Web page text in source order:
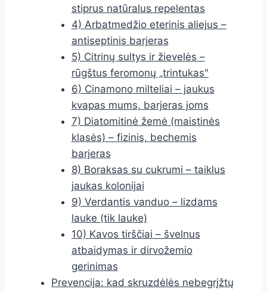
stiprus natūralus repelentas
4) Arbatmedžio eterinis aliejus –
antiseptinis barjeras
5) Citrinų sultys ir žievelės –
rūgštus feromonų „trintukas"
6) Cinamono milteliai – jaukus
kvapas mums, barjeras joms
7) Diatomitinė žemė (maistinės
klasės) – fizinis, bechemis
barjeras
8) Boraksas su cukrumi – taiklus
jaukas kolonijai
9) Verdantis vanduo – lizdams
lauke (tik lauke)
10) Kavos tirščiai – švelnus
atbaidymas ir dirvožemio
gerinimas
Prevencija: kad skruzdėlės nebegrįžtų